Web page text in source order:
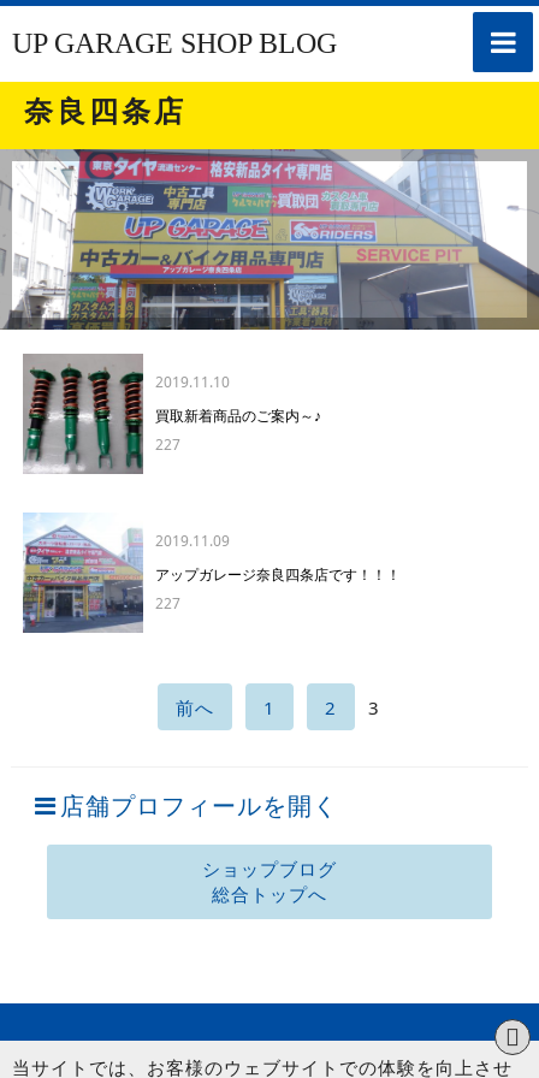
toggle
UP GARAGE SHOP BLOG
奈良四条店
2019.11.10
買取新着商品のご案内～♪
227
2019.11.09
アップガレージ奈良四条店です！！！
227
前へ 1 2 3
店舗プロフィールを開く
ショップブログ
総合トップへ
当サイトでは、お客様のウェブサイトでの体験を向上させ